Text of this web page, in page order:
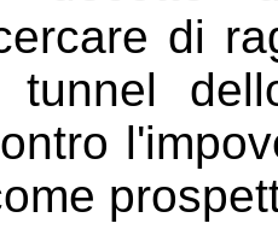
di
tunnel